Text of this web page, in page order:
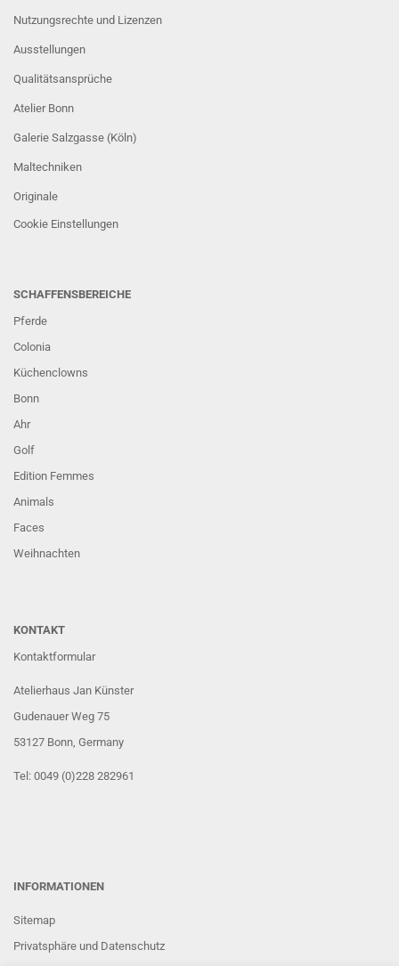
Nutzungsrechte und Lizenzen
Ausstellungen
Qualitätsansprüche
Atelier Bonn
Galerie Salzgasse (Köln)
Maltechniken
Originale
Cookie Einstellungen
SCHAFFENSBEREICHE
Pferde
Colonia
Küchenclowns
Bonn
Ahr
Golf
Edition Femmes
Animals
Faces
Weihnachten
KONTAKT
Kontaktformular
Atelierhaus Jan Künster
Gudenauer Weg 75
53127 Bonn, Germany
Tel: 0049 (0)228 282961
INFORMATIONEN
Sitemap
Privatsphäre und Datenschutz